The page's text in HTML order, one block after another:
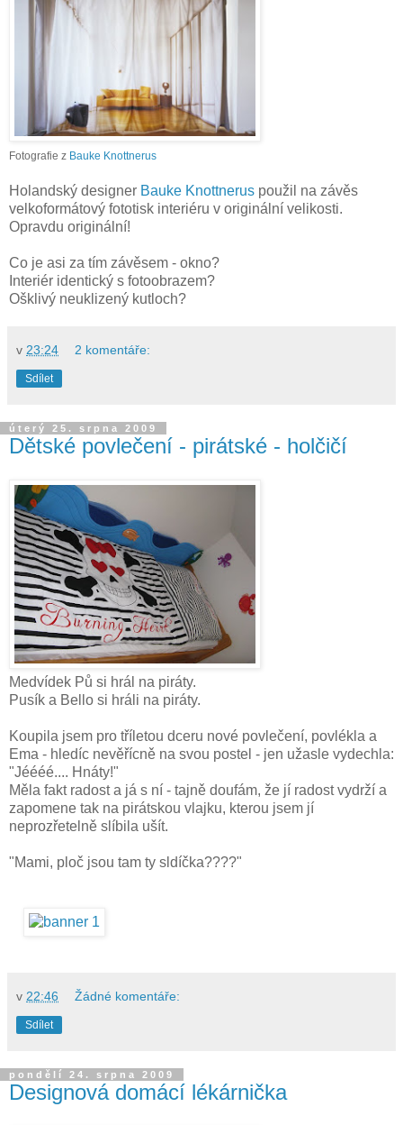
Fotografie z Bauke Knottnerus
Holandský designer Bauke Knottnerus použil na závěs
velkoformátový fototisk interiéru v originální velikosti.
Opravdu originální!
Co je asi za tím závěsem - okno?
Interiér identický s fotoobrazem?
Ošklivý neuklizený kutloch?
v 23:24 2 komentáře:
Sdílet
úterý 25. srpna 2009
Dětské povlečení - pirátské - holčičí
Medvídek Pů si hrál na piráty.
Pusík a Bello si hráli na piráty.
Koupila jsem pro tříletou dceru nové povlečení, povlékla a
Ema - hledíc nevěřícně na svou postel - jen užasle vydechla:
"Jéééé.... Hnáty!"
Měla fakt radost a já s ní - tajně doufám, že jí radost vydrží a
zapomene tak na pirátskou vlajku, kterou jsem jí
neprozřetelně slíbila ušít.
"Mami, ploč jsou tam ty sldíčka????"
v 22:46 Žádné komentáře:
Sdílet
pondělí 24. srpna 2009
Designová domácí lékárnička